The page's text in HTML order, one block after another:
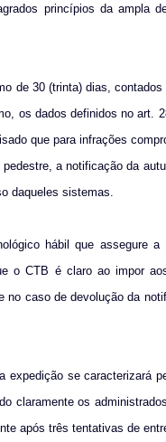
princípios da ampla
de 30 (trinta) dias, contados
os dados definidos no art.
que para infrações
a notificação da
daqueles sistemas.
hábil que assegure a
o CTB é claro ao impor
no caso de devolução da
expedição se caracterizará
claramente os
após três tentativas de